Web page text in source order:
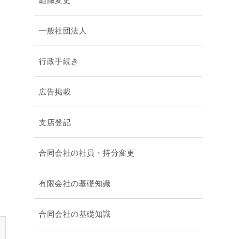
一般社団法人
行政手続き
広告掲載
支店登記
合同会社の社員・持分変更
有限会社の基礎知識
合同会社の基礎知識